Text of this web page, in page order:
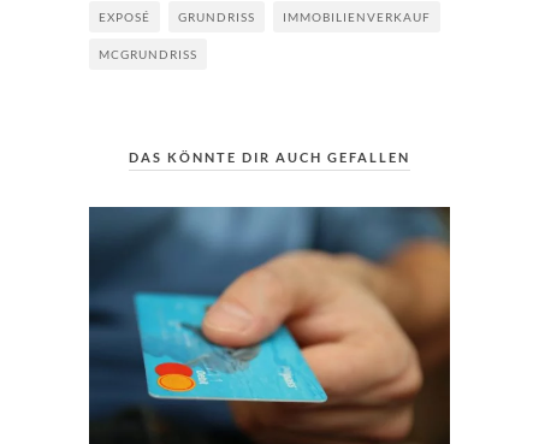
EXPOSÉ GRUNDRISS IMMOBILIENVERKAUF
MCGRUNDRISS
DAS KÖNNTE DIR AUCH GEFALLEN